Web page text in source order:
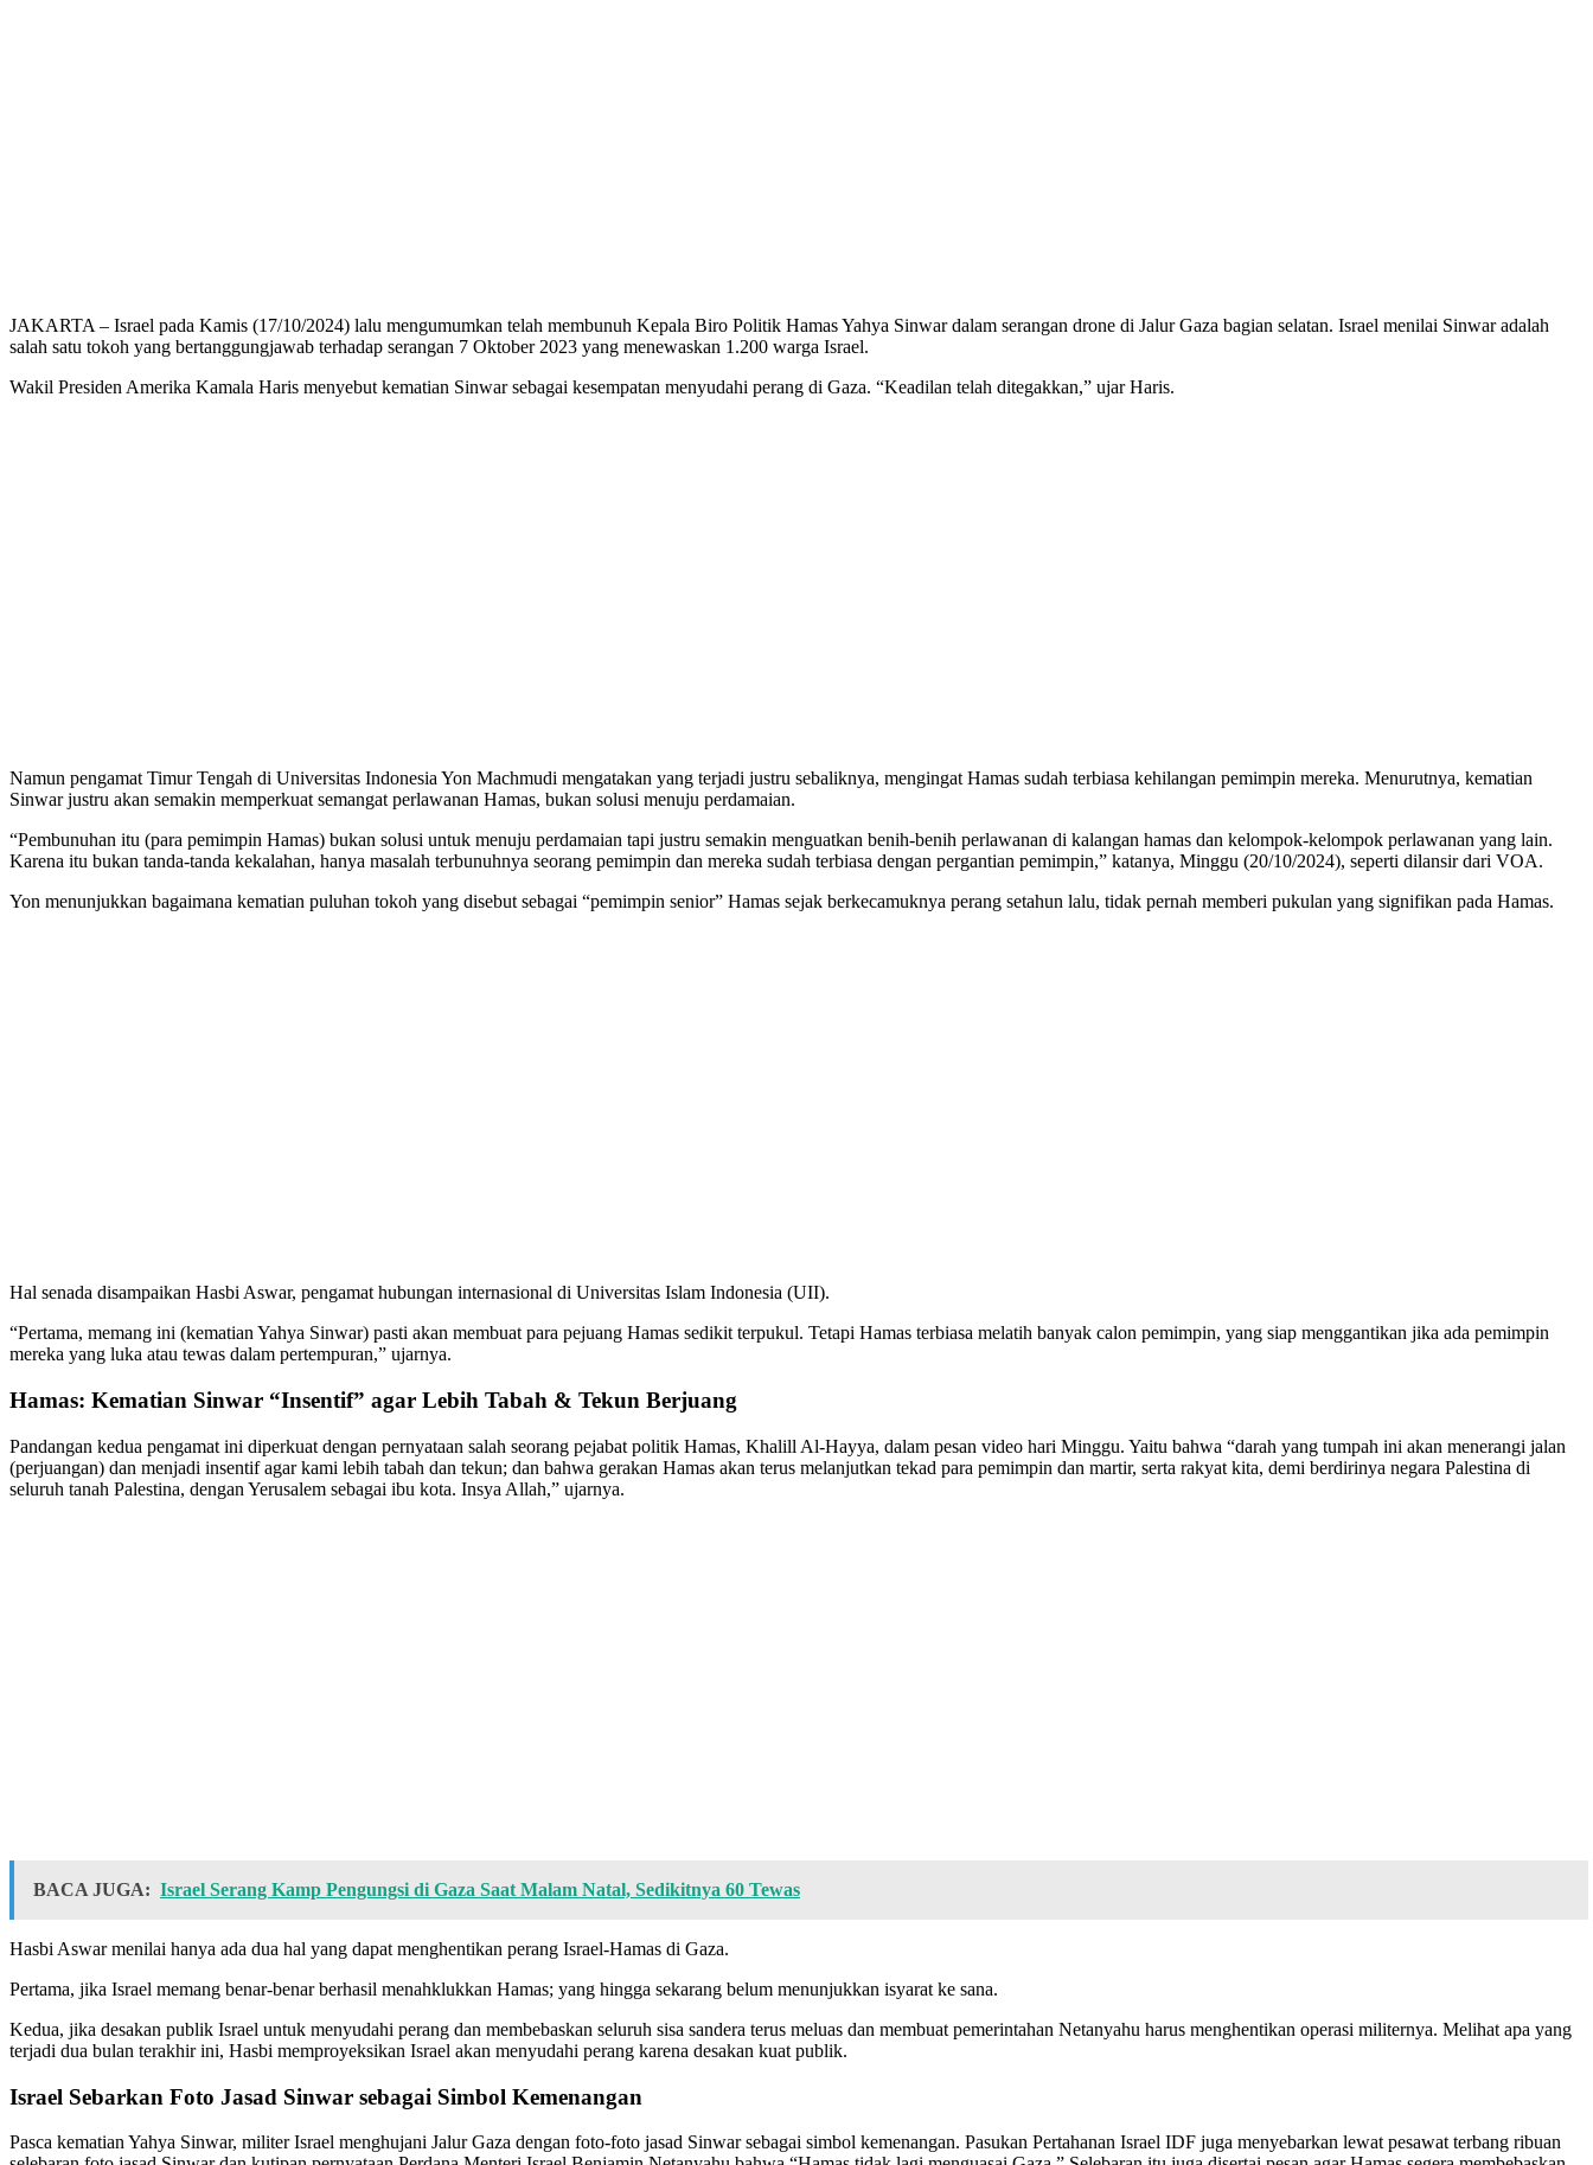
JAKARTA – Israel pada Kamis (17/10/2024) lalu mengumumkan telah membunuh Kepala Biro Politik Hamas Yahya Sinwar dalam serangan drone di Jalur Gaza bagian selatan. Israel menilai Sinwar adalah
salah satu tokoh yang bertanggungjawab terhadap serangan 7 Oktober 2023 yang menewaskan 1.200 warga Israel.
Wakil Presiden Amerika Kamala Haris menyebut kematian Sinwar sebagai kesempatan menyudahi perang di Gaza. “Keadilan telah ditegakkan,” ujar Haris.
Namun pengamat Timur Tengah di Universitas Indonesia Yon Machmudi mengatakan yang terjadi justru sebaliknya, mengingat Hamas sudah terbiasa kehilangan pemimpin mereka. Menurutnya, kematian
Sinwar justru akan semakin memperkuat semangat perlawanan Hamas, bukan solusi menuju perdamaian.
“Pembunuhan itu (para pemimpin Hamas) bukan solusi untuk menuju perdamaian tapi justru semakin menguatkan benih-benih perlawanan di kalangan hamas dan kelompok-kelompok perlawanan yang lain.
Karena itu bukan tanda-tanda kekalahan, hanya masalah terbunuhnya seorang pemimpin dan mereka sudah terbiasa dengan pergantian pemimpin,” katanya, Minggu (20/10/2024), seperti dilansir dari VOA.
Yon menunjukkan bagaimana kematian puluhan tokoh yang disebut sebagai “pemimpin senior” Hamas sejak berkecamuknya perang setahun lalu, tidak pernah memberi pukulan yang signifikan pada Hamas.
Hal senada disampaikan Hasbi Aswar, pengamat hubungan internasional di Universitas Islam Indonesia (UII).
“Pertama, memang ini (kematian Yahya Sinwar) pasti akan membuat para pejuang Hamas sedikit terpukul. Tetapi Hamas terbiasa melatih banyak calon pemimpin, yang siap menggantikan jika ada pemimpin
mereka yang luka atau tewas dalam pertempuran,” ujarnya.
Hamas: Kematian Sinwar “Insentif” agar Lebih Tabah & Tekun Berjuang
Pandangan kedua pengamat ini diperkuat dengan pernyataan salah seorang pejabat politik Hamas, Khalill Al-Hayya, dalam pesan video hari Minggu. Yaitu bahwa “darah yang tumpah ini akan menerangi jalan
(perjuangan) dan menjadi insentif agar kami lebih tabah dan tekun; dan bahwa gerakan Hamas akan terus melanjutkan tekad para pemimpin dan martir, serta rakyat kita, demi berdirinya negara Palestina di
seluruh tanah Palestina, dengan Yerusalem sebagai ibu kota. Insya Allah,” ujarnya.
BACA JUGA: Israel Serang Kamp Pengungsi di Gaza Saat Malam Natal, Sedikitnya 60 Tewas
Hasbi Aswar menilai hanya ada dua hal yang dapat menghentikan perang Israel-Hamas di Gaza.
Pertama, jika Israel memang benar-benar berhasil menahklukkan Hamas; yang hingga sekarang belum menunjukkan isyarat ke sana.
Kedua, jika desakan publik Israel untuk menyudahi perang dan membebaskan seluruh sisa sandera terus meluas dan membuat pemerintahan Netanyahu harus menghentikan operasi militernya. Melihat apa yang
terjadi dua bulan terakhir ini, Hasbi memproyeksikan Israel akan menyudahi perang karena desakan kuat publik.
Israel Sebarkan Foto Jasad Sinwar sebagai Simbol Kemenangan
Pasca kematian Yahya Sinwar, militer Israel menghujani Jalur Gaza dengan foto-foto jasad Sinwar sebagai simbol kemenangan. Pasukan Pertahanan Israel IDF juga menyebarkan lewat pesawat terbang ribuan